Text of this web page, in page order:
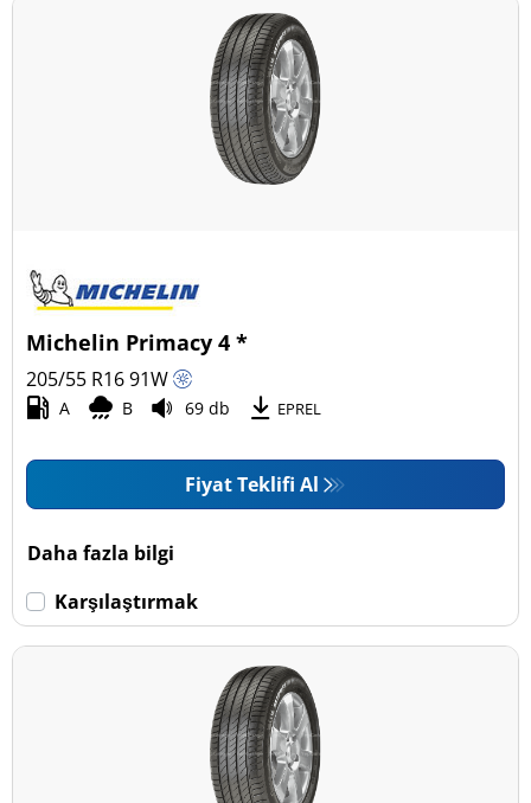
Michelin Primacy 4 *
205/55 R1691W
A B 69 db EPREL
Fiyat Teklifi Al
Daha fazla bilgi
Karşılaştırmak